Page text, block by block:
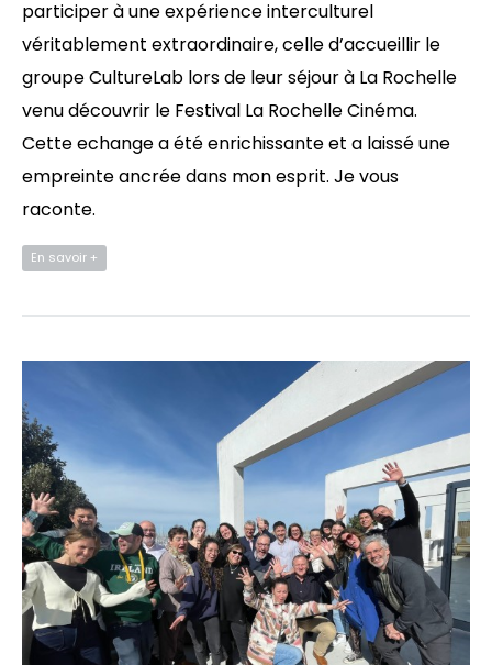
participer à une expérience interculturel
véritablement extraordinaire, celle d’accueillir le
groupe CultureLab lors de leur séjour à La Rochelle
venu découvrir le Festival La Rochelle Cinéma.
Cette echange a été enrichissante et a laissé une
empreinte ancrée dans mon esprit. Je vous
raconte.
En savoir +